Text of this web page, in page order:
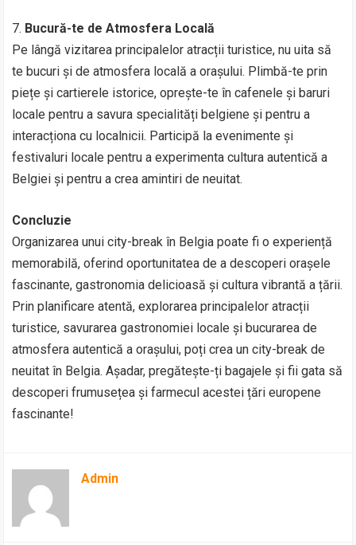
7. Bucură-te de Atmosfera Locală
Pe lângă vizitarea principalelor atracții turistice, nu uita să
te bucuri și de atmosfera locală a orașului. Plimbă-te prin
piețe și cartierele istorice, oprește-te în cafenele și baruri
locale pentru a savura specialități belgiene și pentru a
interacționa cu localnicii. Participă la evenimente și
festivaluri locale pentru a experimenta cultura autentică a
Belgiei și pentru a crea amintiri de neuitat.
Concluzie
Organizarea unui city-break în Belgia poate fi o experiență
memorabilă, oferind oportunitatea de a descoperi orașele
fascinante, gastronomia delicioasă și cultura vibrantă a țării.
Prin planificare atentă, explorarea principalelor atracții
turistice, savurarea gastronomiei locale și bucurarea de
atmosfera autentică a orașului, poți crea un city-break de
neuitat în Belgia. Așadar, pregătește-ți bagajele și fii gata să
descoperi frumusețea și farmecul acestei țări europene
fascinante!
Admin